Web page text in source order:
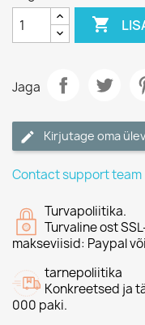

Jaga
Kirjutage oma
Contact support team
Turvapoliitika.
Turvaline ost
makseviisid: Paypal
tarnepoliitika
Konkreetsed ja
000 paki.